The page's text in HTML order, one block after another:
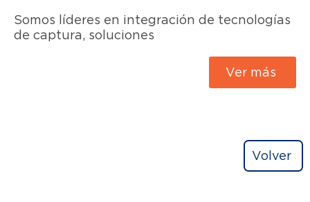
Somos líderes en integración de tecnologías
de captura, soluciones
Ver más
Volver